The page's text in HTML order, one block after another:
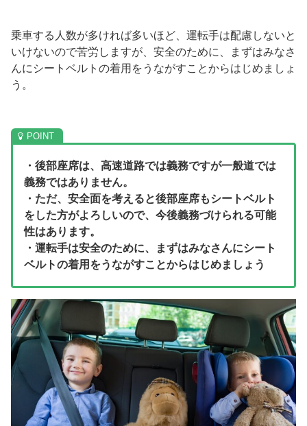
乗車する人数が多ければ多いほど、運転手は配慮しないと
いけないので苦労しますが、安全のために、まずはみなさ
んにシートベルトの着用をうながすことからはじめましょ
う。
・後部座席は、高速道路では義務ですが一般道では
義務ではありません。
・ただ、安全面を考えると後部座席もシートベルト
をした方がよろしいので、今後義務づけられる可能
性はあります。
・運転手は安全のために、まずはみなさんにシート
ベルトの着用をうながすことからはじめましょう